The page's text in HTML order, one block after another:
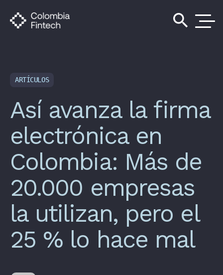
search
ARTÍCULOS
Así avanza la firma
electrónica en
Colombia: Más de
20.000 empresas
la utilizan, pero el
25 % lo hace mal